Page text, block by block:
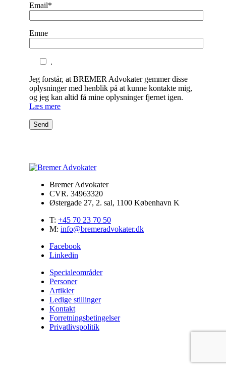
Email*
Emne
.
Jeg forstår, at BREMER Advokater gemmer disse
oplysninger med henblik på at kunne kontakte mig,
og jeg kan altid få mine oplysninger fjernet igen.
Læs mere
Send
Bremer Advokater
CVR. 34963320
Østergade 27, 2. sal, 1100 København K
T: +45 70 23 70 50
M: info@bremeradvokater.dk
Facebook
Linkedin
Specialeområder
Personer
Artikler
Ledige stillinger
Kontakt
Forretningsbetingelser
Privatlivspolitik